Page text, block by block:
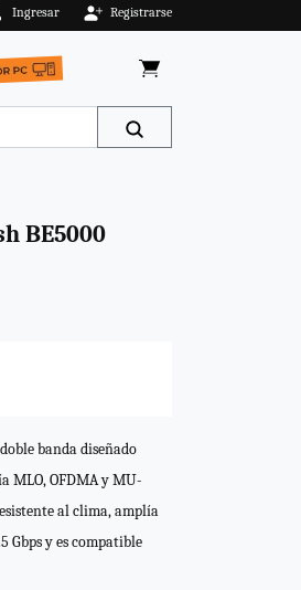
Ingresar Registrarse
BE5000
banda diseñado
MLO, OFDMA y MU-
al clima, amplía
Gbps y es compatible